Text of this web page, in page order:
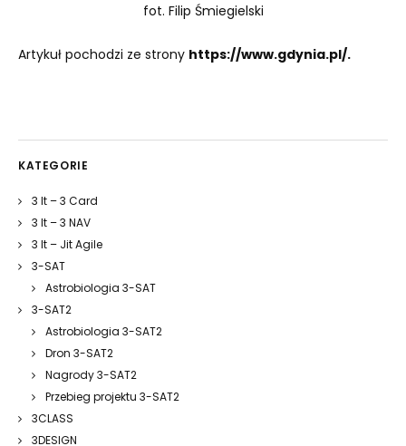
fot. Filip Śmiegielski
Artykuł pochodzi ze strony https://www.gdynia.pl/.
KATEGORIE
3 It – 3 Card
3 It – 3 NAV
3 It – Jit Agile
3-SAT
Astrobiologia 3-SAT
3-SAT2
Astrobiologia 3-SAT2
Dron 3-SAT2
Nagrody 3-SAT2
Przebieg projektu 3-SAT2
3CLASS
3DESIGN